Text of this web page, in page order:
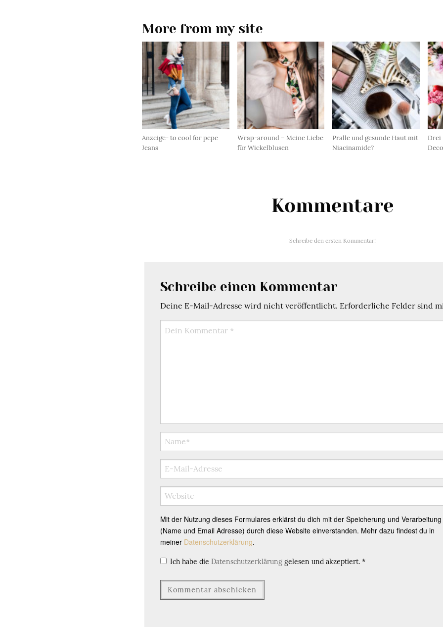
More from my site
Anzeige- to cool for pepe
Jeans
Wrap-around – Meine Liebe
für Wickelblusen
Pralle und gesunde Haut mit
Niacinamide?
Drei
Kommentare
Schreibe den ersten Kommentar!
Schreibe einen Kommentar
Deine E-Mail-Adresse wird nicht veröffentlicht. Erforderliche Felder sind
Mit der Nutzung dieses Formulares erklärst du dich mit der Speicherung und
(Name und Email Adresse) durch diese Website einverstanden. Mehr dazu findest du in
meiner Datenschutzerklärung.
Ich habe die Datenschutzerklärung gelesen und akzeptiert. *